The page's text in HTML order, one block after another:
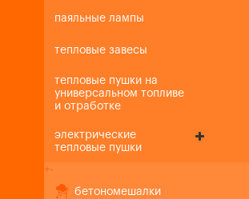
паяльные лампы
тепловые завесы
тепловые пушки на
универсальном топливе
и отработке
электрические
тепловые пушки
+-
бетономешалки